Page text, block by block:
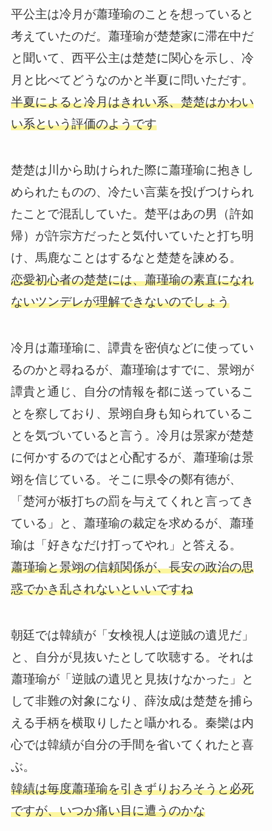
平公主は冷月が蕭瑾瑜のことを想っていると
考えていたのだ。蕭瑾瑜が楚楚家に滞在中だ
と聞いて、西平公主は楚楚に関心を示し、冷
月と比べてどうなのかと半夏に問いただす。
半夏によると冷月はきれい系、楚楚はかわい
い系という評価のようです
楚楚は川から助けられた際に蕭瑾瑜に抱きし
められたものの、冷たい言葉を投げつけられ
たことで混乱していた。楚平はあの男（許如
帰）が許宗方だったと気付いていたと打ち明
け、馬鹿なことはするなと楚楚を諫める。
恋愛初心者の楚楚には、蕭瑾瑜の素直になれ
ないツンデレが理解できないのでしょう
冷月は蕭瑾瑜に、譚貴を密偵などに使ってい
るのかと尋ねるが、蕭瑾瑜はすでに、景翊が
譚貴と通じ、自分の情報を都に送っているこ
とを察しており、景翊自身も知られているこ
とを気づいていると言う。冷月は景家が楚楚
に何かするのではと心配するが、蕭瑾瑜は景
翊を信じている。そこに県令の鄭有徳が、
「楚河が板打ちの罰を与えてくれと言ってき
ている」と、蕭瑾瑜の裁定を求めるが、蕭瑾
瑜は「好きなだけ打ってやれ」と答える。
蕭瑾瑜と景翊の信頼関係が、長安の政治の思
惑でかき乱されないといいですね
朝廷では韓績が「女検視人は逆賊の遺児だ」
と、自分が見抜いたとして吹聴する。それは
蕭瑾瑜が「逆賊の遺児と見抜けなかった」と
して非難の対象になり、薛汝成は楚楚を捕ら
える手柄を横取りしたと囁かれる。秦欒は内
心では韓績が自分の手間を省いてくれたと喜
ぶ。
韓績は毎度蕭瑾瑜を引きずりおろそうと必死
ですが、いつか痛い目に遭うのかな